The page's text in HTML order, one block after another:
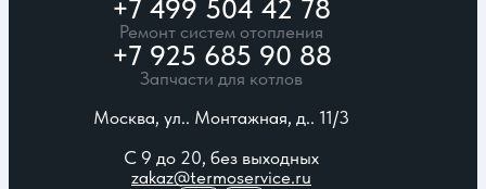
+7 499 504 42 78
Ремонт систем отопления
+7 925 685 90 88
Запчасти для котлов
Москва, ул.. Монтажная, д.. 11/3
С 9 до 20, без выходных
zakaz@termoservice.ru